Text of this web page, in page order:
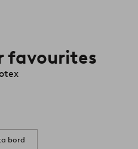
favourites
bord